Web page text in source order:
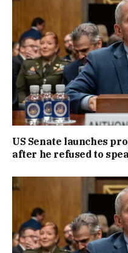
US Senate launches
after he refused to